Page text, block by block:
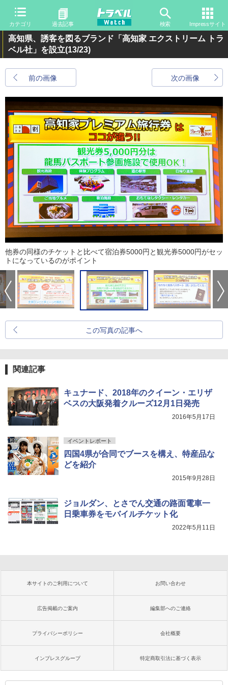
カテゴリ 過去記事 検索 Impressサイト
高知県、誘客を図るブランド「高知家 エクストリーム トラ
ベル社」を設立(13/23)
前の画像 次の画像
他券の同様のチケットと比べて宿泊券5000円と観光券5000円がセッ
トになっているのがポイント
この写真の記事へ
関連記事
キュナード、2018年のクイーン・エリザ
ベスの大阪発着クルーズ12月1日発売
2016年5月17日
イベントレポート
四国4県が合同でブースを構え、特産品な
どを紹介
2015年9月28日
ジョルダン、とさでん交通の路面電車一
日乗車券をモバイルチケット化
2022年5月11日
本サイトのご利用について お問い合わせ
広告掲載のご案内 編集部へのご連絡
プライバシーポリシー 会社概要
インプレスグループ 特定商取引法に基づく表示